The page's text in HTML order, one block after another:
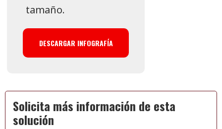
tamaño.
DESCARGAR INFOGRAFÍA
Solicita más información de esta
solución